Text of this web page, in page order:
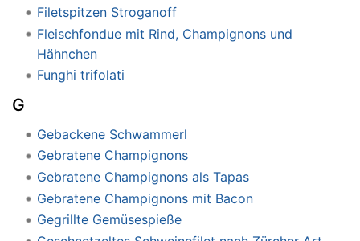
Filetspitzen Stroganoff
Fleischfondue mit Rind, Champignons und
Hähnchen
Funghi trifolati
G
Gebackene Schwammerl
Gebratene Champignons
Gebratene Champignons als Tapas
Gebratene Champignons mit Bacon
Gegrillte Gemüsespieße